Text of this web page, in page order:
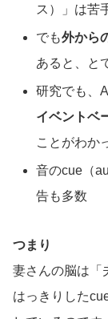
ス）」は苦
でも外から
あると、と
研究でも、
イベントベ
ことがわか
音のcue（
告も多数
つまり
妻さんの脳は「
はっきりした